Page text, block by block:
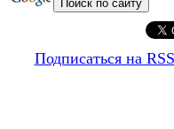
Подписаться на